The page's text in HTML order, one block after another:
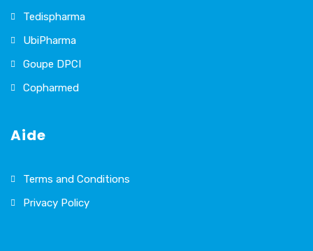
Tedispharma
UbiPharma
Goupe DPCI
Copharmed
Aide
Terms and Conditions
Privacy Policy